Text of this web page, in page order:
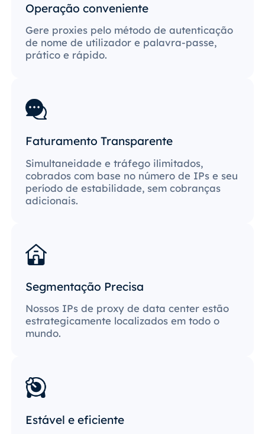
Operação conveniente
Gere proxies pelo método de autenticação
de nome de utilizador e palavra-passe,
prático e rápido.
Faturamento Transparente
Simultaneidade e tráfego ilimitados,
cobrados com base no número de IPs e seu
período de estabilidade, sem cobranças
adicionais.
Segmentação Precisa
Nossos IPs de proxy de data center estão
estrategicamente localizados em todo o
mundo.
Estável e eficiente